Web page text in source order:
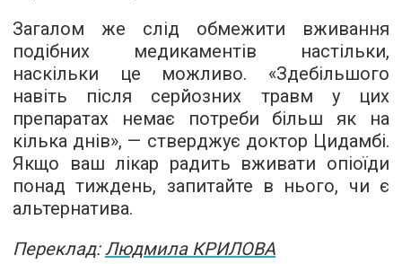
Загалом же слід обмежити вживання
подібних медикаментів настільки,
наскільки це можливо. «Здебільшого
навіть після серйозних травм у цих
препаратах немає потреби більш як на
кілька днів», — стверджує доктор Цидамбі.
Якщо ваш лікар радить вживати опіоїди
понад тиждень, запитайте в нього, чи є
альтернатива.
Переклад: Людмила КРИЛОВА